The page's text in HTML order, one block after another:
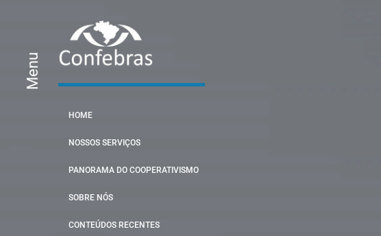
Menu
HOME
NOSSOS SERVIÇOS
PANORAMA DO COOPERATIVISMO
SOBRE NÓS
CONTEÚDOS RECENTES